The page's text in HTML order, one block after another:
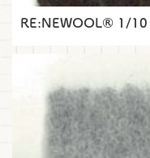
RE:NEWOOL® 1/10